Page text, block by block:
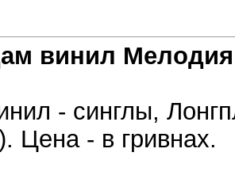
винил Мелодия
- синглы,
Цена - в гривнах.